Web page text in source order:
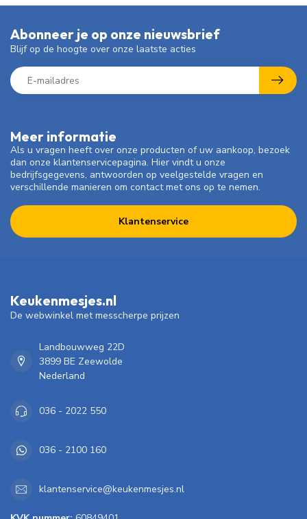
Meer informatie
Als u vragen heeft over onze producten of uw aankoop, bezoek
dan onze klantenservicepagina. Hier vindt u onze
bedrijfsgegevens, antwoorden op veelgestelde vragen en
verschillende manieren om contact met ons op te nemen.
Klantenservice
Abonneer je op onze nieuwsbrief
Blijf op de hoogte over onze laatste acties
Keukenmesjes.nl
De webwinkel met messcherpe prijzen
Landbouwweg 22D
3899 BE Zeewolde
Nederland
036 - 2022 550
036 - 2100 160
klantenservice@keukenmesjes.nl